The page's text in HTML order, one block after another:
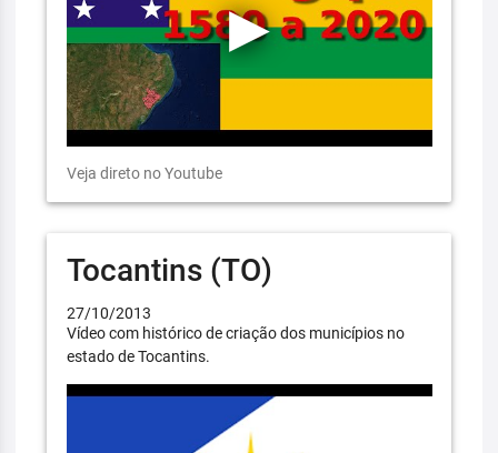
Veja direto no Youtube
Tocantins (TO)
27/10/2013
Vídeo com histórico de criação dos municípios no
estado de Tocantins.